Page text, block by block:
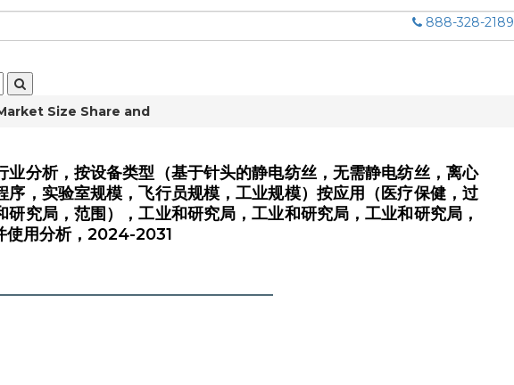
888-328-2189
Size Share and
分析，按设备类型（基于针头的静电纺丝，无需静电纺丝，离心
，实验室规模，飞行员规模，工业规模）按应用（医疗保健，过
究局，范围），工业和研究局，工业和研究局，工业和研究局，
使用分析，2024-2031